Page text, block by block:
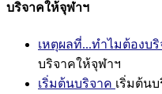
บริจาคให้จุฬาฯ
เหตุผลที่...ทำไมต้องบ
บริจาคให้จุฬาฯ
เริ่มต้นบริจาค เริ่มต้น